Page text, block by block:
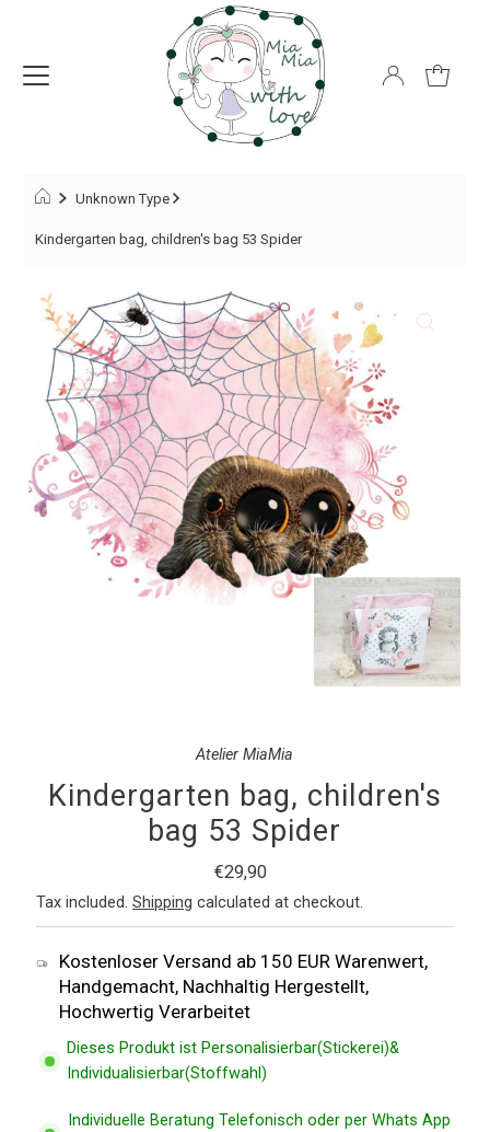
Unknown Type
Kindergarten bag, children's bag 53 Spider
Atelier MiaMia
Kindergarten bag, children's
bag 53 Spider
Regular
Price
€29,90
Tax included.Shipping calculated at checkout.
Kostenloser Versand ab 150 EUR Warenwert,
Handgemacht, Nachhaltig Hergestellt,
Hochwertig Verarbeitet
Dieses Produkt ist Personalisierbar(Stickerei)&
Individualisierbar(Stoffwahl)
Individuelle Beratung Telefonisch oder per Whats App